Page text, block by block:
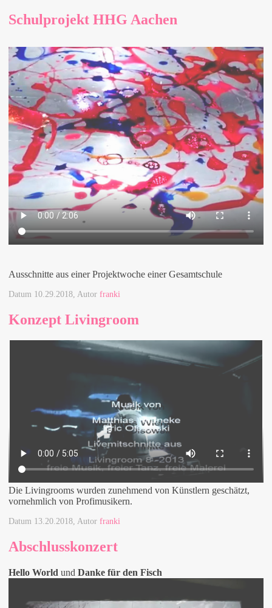
Schulprojekt HHG Aachen
Ausschnitte aus einer Projektwoche einer Gesamtschule
Datum 10.29.2018, Autor franki
Konzept Livingroom
Die Livingrooms wurden zunehmend von Künstlern geschätzt,
vornehmlich von Profimusikern.
Datum 13.20.2018 , Autor franki
Abschlusskonzert
Hello World und Danke für den Fisch